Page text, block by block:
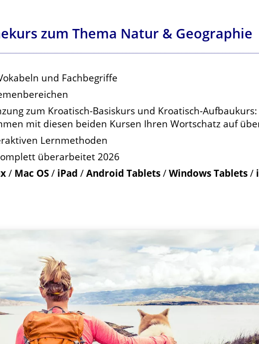
zum Thema Natur & Geographie
und Fachbegriffe
zum Kroatisch-Basiskurs und Kroatisch-Aufbaukurs:
mit diesen beiden Kursen Ihren Wortschatz auf
Lernmethoden
überarbeitet 2026
/ Mac OS / iPad / Android Tablets / Windows Tablets /